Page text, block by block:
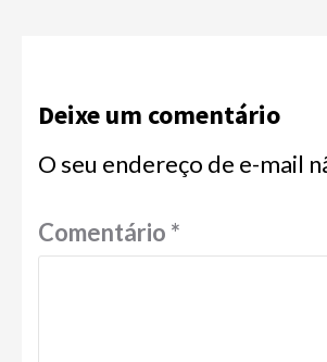
Deixe um comentário
O seu endereço de e-mail
Comentário *